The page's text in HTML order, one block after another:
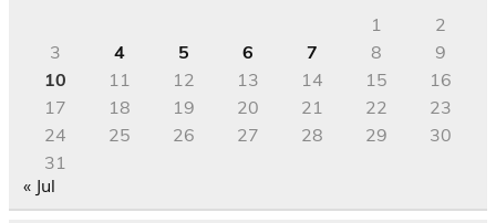
1
2
3
4 5 6 7 8
9
10
11 12 13 14 15
16
17
18 19 20 21 22
23
24
25 26 27 28 29
30
31
« Jul